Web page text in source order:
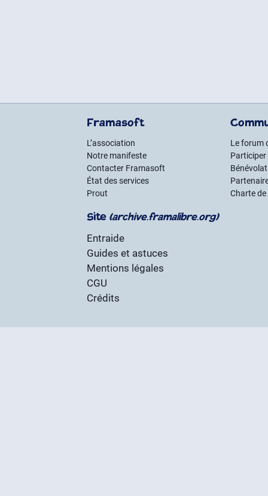
Framasoft
L’association
Notre manifeste
Contacter Framasoft
État des services
Prout
Le forum
Participer
Charte
Site (archive.framalibre.org)
Entraide
Guides et astuces
Mentions légales
CGU
Crédits